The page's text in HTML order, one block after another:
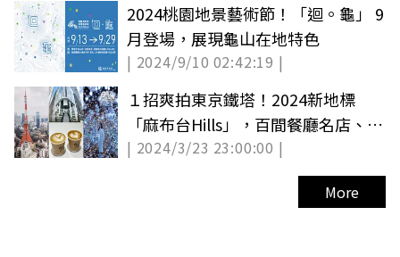
2024桃園地景藝術節！「迴。龜」 9
月登場，展現龜山在地特色
| 2024/9/10 02:42:19 |
１招爽拍東京鐵塔！2024新地標
「麻布台Hills」，百間餐廳名店、IG
美拍７大攻略
| 2024/3/23 23:00:00 |
More